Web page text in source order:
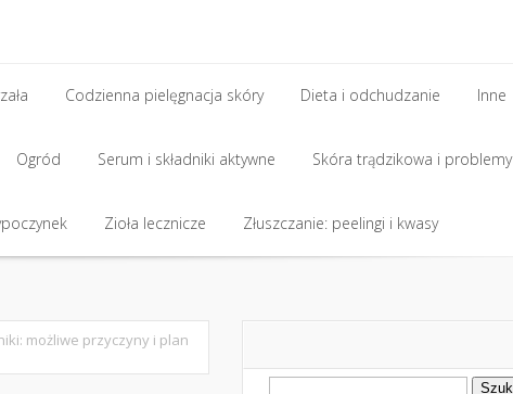
Codzienna pielęgnacja skóry
Codzienna pielęgnacja skóry
Dieta i odchudzanie
Dieta i odchudzanie
Inne
Inne
Ogród
Ogród
Serum i składniki aktywne
Serum i składniki aktywne
Skóra trądzikowa i problemy
Skóra trądzikowa i problemy
Zioła lecznicze Złuszczanie: peelingi i kwasy
możliwe przyczyny i plan
Szukaj: